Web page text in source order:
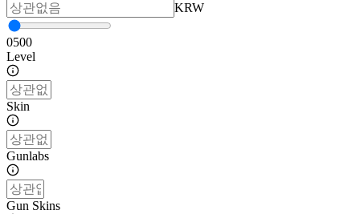
KRW
0500
Level
Skin
Gunlabs
Gun Skins